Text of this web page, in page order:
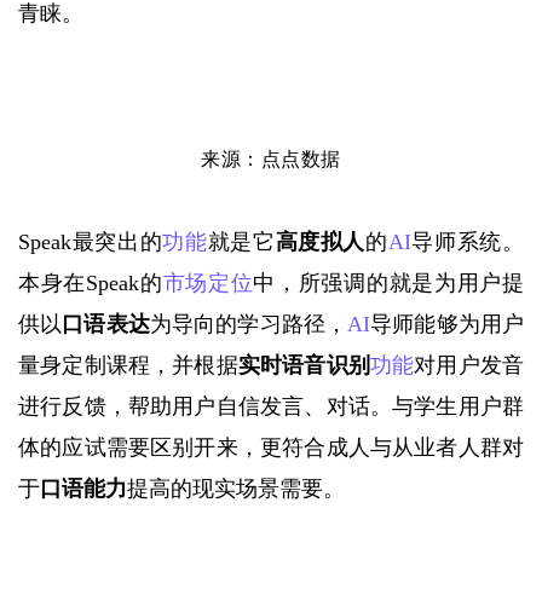
青睐。
来源：点点数据
Speak最突出的功能就是它高度拟人的AI导师系统。
本身在Speak的市场定位中，所强调的就是为用户提
供以 口语表达为导向 的学习路径，AI导师能够为用户
量身定制课程，并根据实时语音识别 功能对用户发音
进行反馈，帮助用户自信发言、对话。与学生用户群
体的应试需要区别开来，更符合成人与从业者人群对
于 口语能力提高的现实场景需要。